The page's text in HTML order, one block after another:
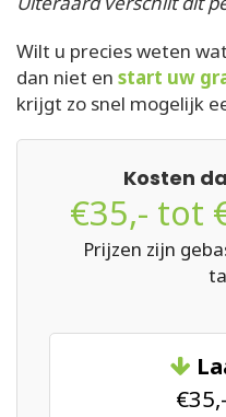
Wilt u precies weten
dan niet en start uw
krijgt zo snel mogelijk
Kosten
€35,- tot
Prijzen zijn